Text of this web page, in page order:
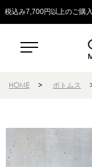
税込み7,700円以上のご購
HOME > ボトムス